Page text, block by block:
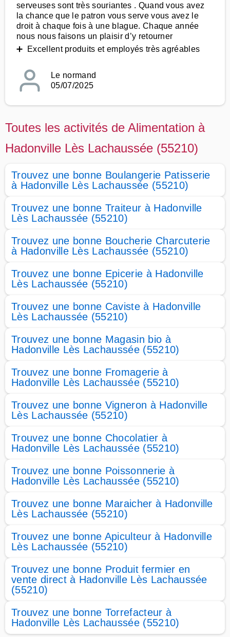
serveuses sont très souriantes . Quand vous avez
la chance que le patron vous serve vous avez le
droit à chaque fois à une blague. Chaque année
nous nous faisons un plaisir d’y retourner
➕ Excellent produits et employés très agréables
Le normand
05/07/2025
Toutes les activités de Alimentation à
Hadonville Lès Lachaussée (55210)
Trouvez une bonne Boulangerie Patisserie
à Hadonville Lès Lachaussée (55210)
Trouvez une bonne Traiteur à Hadonville
Lès Lachaussée (55210)
Trouvez une bonne Boucherie Charcuterie
à Hadonville Lès Lachaussée (55210)
Trouvez une bonne Epicerie à Hadonville
Lès Lachaussée (55210)
Trouvez une bonne Caviste à Hadonville
Lès Lachaussée (55210)
Trouvez une bonne Magasin bio à
Hadonville Lès Lachaussée (55210)
Trouvez une bonne Fromagerie à
Hadonville Lès Lachaussée (55210)
Trouvez une bonne Vigneron à Hadonville
Lès Lachaussée (55210)
Trouvez une bonne Chocolatier à
Hadonville Lès Lachaussée (55210)
Trouvez une bonne Poissonnerie à
Hadonville Lès Lachaussée (55210)
Trouvez une bonne Maraicher à Hadonville
Lès Lachaussée (55210)
Trouvez une bonne Apiculteur à Hadonville
Lès Lachaussée (55210)
Trouvez une bonne Produit fermier en
vente direct à Hadonville Lès Lachaussée
(55210)
Trouvez une bonne Torrefacteur à
Hadonville Lès Lachaussée (55210)